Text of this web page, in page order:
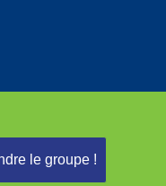
le groupe !